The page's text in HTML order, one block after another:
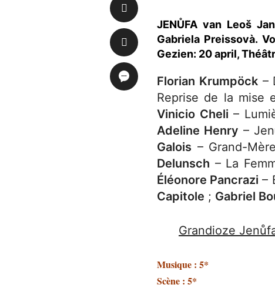
JENŮFA van Leoš
Gabriela Preissovà.
Gezien: 20 april,
Florian Krumpöck–
Reprise de la mise
Vinicio Cheli –
Adeline Henry –
Galois – Grand-
Delunsch – La
Éléonore Pancrazi –
Capitole ; Gabriel
Grandioze
Musique : 5*
Scène : 5*